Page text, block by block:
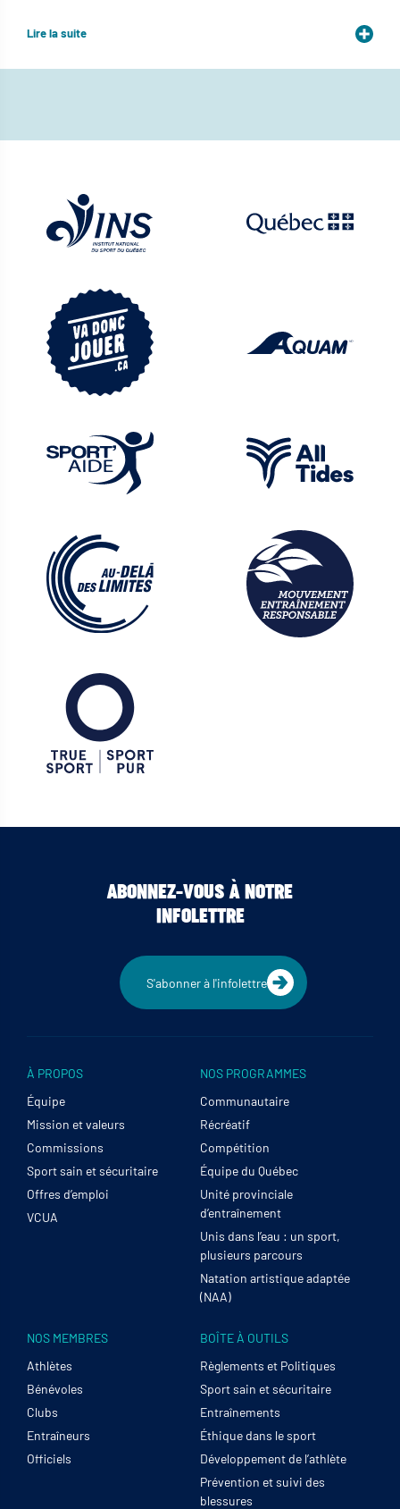
Lire la suite
ABONNEZ-VOUS À NOTRE
INFOLETTRE
S'abonner à l'infolettre
À PROPOS
Équipe
Mission et valeurs
Commissions
Sport sain et sécuritaire
Offres d’emploi
VCUA
NOS PROGRAMMES
Communautaire
Récréatif
Compétition
Équipe du Québec
Unité provinciale
d’entraînement
Unis dans l’eau : un sport,
plusieurs parcours
Natation artistique adaptée
(NAA)
NOS MEMBRES
Athlètes
Bénévoles
Clubs
Entraîneurs
Officiels
BOÎTE À OUTILS
Règlements et Politiques
Sport sain et sécuritaire
Entraînements
Éthique dans le sport
Développement de l’athlète
Prévention et suivi des
blessures